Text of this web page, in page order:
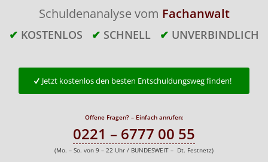
Schuldenanalyse vom Fachanwalt
✔ KOSTENLOS ✔ SCHNELL ✔ UNVERBINDLICH
Jetzt kostenlos den besten Entschuldungsweg finden!
Offene Fragen? – Einfach anrufen:
0221 – 6777 00 55
(Mo. – So. von 9 – 22 Uhr / BUNDESWEIT – Dt. Festnetz)